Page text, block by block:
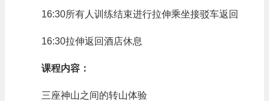
16:30所有人训练结束进行拉伸乘坐接驳车返回
16:30拉伸返回酒店休息
课程内容：
三座神山之间的转山体验